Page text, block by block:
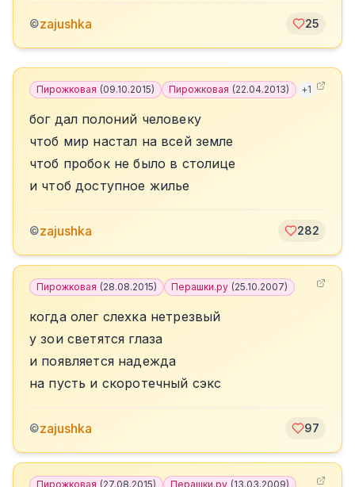
©zajushka 25
Пирожковая (09.10.2015) Пирожковая (22.04.2013) +1
бог дал полоний человеку
чтоб мир настал на всей земле
чтоб пробок не было в столице
и чтоб доступное жилье
©zajushka 282
Пирожковая (28.08.2015) Перашки.ру (25.10.2007)
когда олег слехка нетрезвый
у зои светятся глаза
и появляется надежда
на пусть и скоротечный сэкс
©zajushka 97
Пирожковая (27.08.2015) Перашки.ру (13.03.2009)